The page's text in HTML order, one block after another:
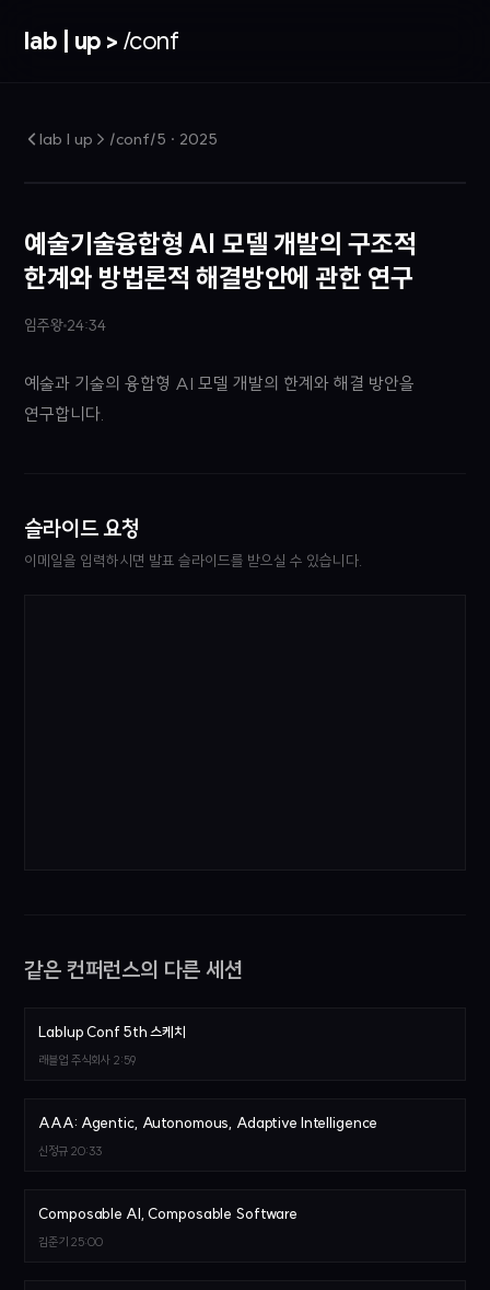
lab | up > /conf
lab | up > /conf/5 · 2025
예술기술융합형 AI 모델 개발의 구조적
한계와 방법론적 해결방안에 관한 연구
임주왕 24:34
예술과 기술의 융합형 AI 모델 개발의 한계와 해결 방안을
연구합니다.
슬라이드 요청
이메일을 입력하시면 발표 슬라이드를 받으실 수 있습니다.
같은 컨퍼런스의 다른 세션
Lablup Conf 5th 스케치
래블업 주식회사 2:59
AAA: Agentic, Autonomous, Adaptive Intelligence
신정규 20:33
Composable AI, Composable Software
김준기 25:00